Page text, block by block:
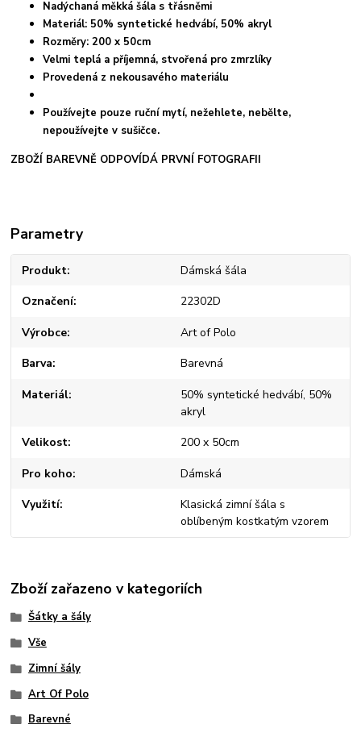
Nadýchaná měkká šála s třásněmi
Materiál: 50% syntetické hedvábí, 50% akryl
Rozměry: 200 x 50cm
Velmi teplá a příjemná, stvořená pro zmrzlíky
Provedená z nekousavého materiálu
Používejte pouze ruční mytí, nežehlete, nebělte,
nepoužívejte v sušičce.
ZBOŽÍ BAREVNĚ ODPOVÍDÁ PRVNÍ FOTOGRAFII
Parametry
Produkt Dámská šála
Označení 22302D
Výrobce Art of Polo
Barva Barevná
Materiál
50% syntetické hedvábí, 50%
akryl
Velikost 200 x 50cm
Pro koho Dámská
Využití
Klasická zimní šála s
oblíbeným kostkatým vzorem
Zboží zařazeno v kategoriích
Šátky a šály
Vše
Zimní šály
Art Of Polo
Barevné